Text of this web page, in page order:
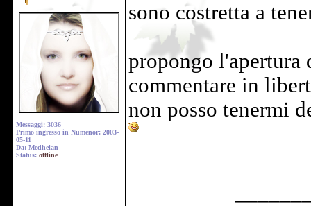
Messaggi: 3036
Primo ingresso in Numenor: 2003-
05-11
Da: Medhelan
Status: offline
sono costretta a
propongo l'apertura
commentare in
non posso tenermi